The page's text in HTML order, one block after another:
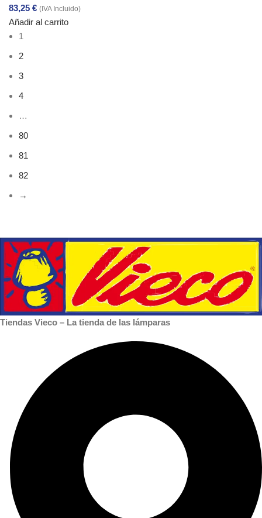
83,25 € (IVA Incluido)
Añadir al carrito
1
2
3
4
…
80
81
82
→
Tiendas Vieco – La tienda de las lámparas